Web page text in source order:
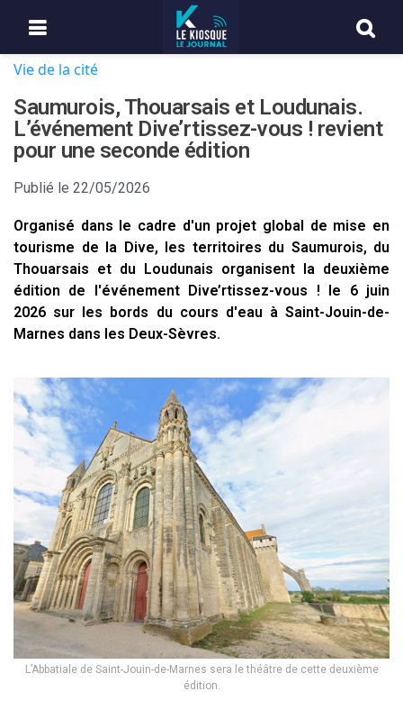
Vie de la cité
Saumurois, Thouarsais et Loudunais.
L’événement Dive’rtissez-vous ! revient
pour une seconde édition
Publié le 22/05/2026
Organisé dans le cadre d'un projet global de mise en
tourisme de la Dive, les territoires du Saumurois, du
Thouarsais et du Loudunais organisent la deuxième
édition de l'événement Dive’rtissez-vous ! le 6 juin
2026 sur les bords du cours d'eau à Saint-Jouin-de-
Marnes dans les Deux-Sèvres.
L’Abbatiale de Saint-Jouin-de-Marnes sera le théâtre de cette deuxième
édition.